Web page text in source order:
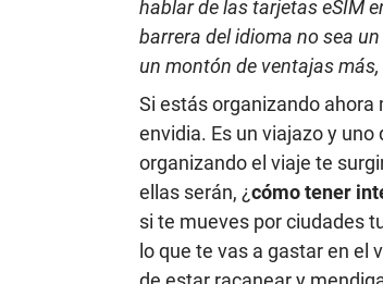
hablar de las tarjetas eSIM
barrera del idioma no sea
un montón de ventajas
Si estás organizando
envidia. Es un viajazo y
organizando el viaje te
ellas serán, ¿cómo tener
si te mueves por ciudades
lo que te vas a gastar en el